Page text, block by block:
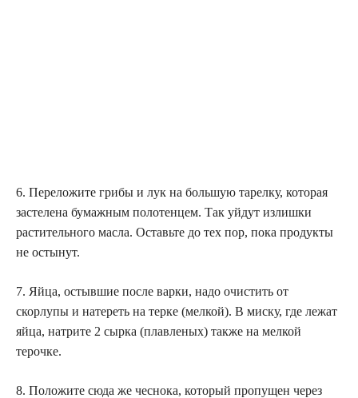
6. Переложите грибы и лук на большую тарелку, которая
застелена бумажным полотенцем. Так уйдут излишки
растительного масла. Оставьте до тех пор, пока продукты
не остынут.
7. Яйца, остывшие после варки, надо очистить от
скорлупы и натереть на терке (мелкой). В миску, где лежат
яйца, натрите 2 сырка (плавленых) также на мелкой
терочке.
8. Положите сюда же чеснока, который пропущен через